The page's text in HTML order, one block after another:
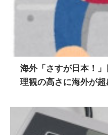
海外「さすが日本！
理観の高さに海外が超